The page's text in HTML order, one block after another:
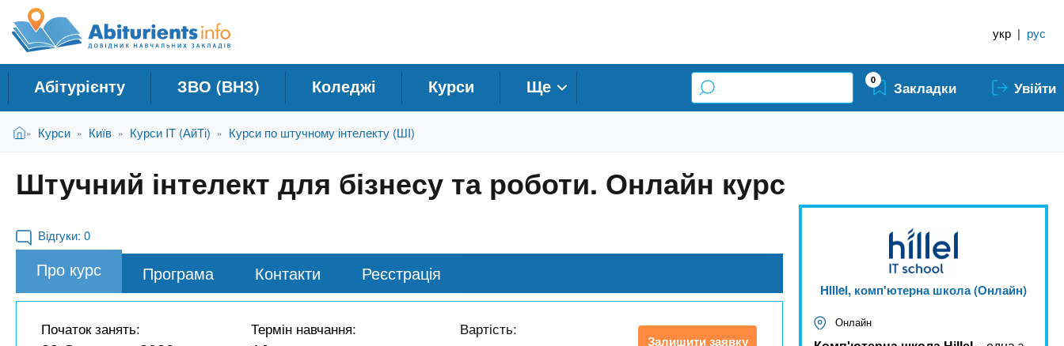
е
и
A
b
i
t
u
r
i
e
о
в
н
и
Н
в
ч
л
укр | рус
Абітурієнту ЗВО (ВНЗ) Коледжі Курси Ще 0 Закладки Увійти
В
у
Головна
» Курси » Київ » Курси IT (АйТі) » Курси по штучному інтелекту (ШІ)
Штучний інтелект для бізнесу та роботи. Онлайн курс
Відгуки: 0
Про курс Програма Контакти Реєстрація
Початок занять: Термін навчання: Вартість:
Залишити заявку
Hillel, комп'ютерна школа (Онлайн)
Онлайн